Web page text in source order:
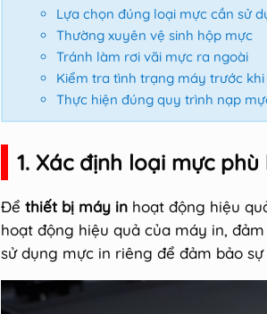
Lựa chọn đúng loại mực cần sử
Thường xuyên vệ sinh hộp mực
Tránh làm rơi vãi mực ra ngoài
Kiểm tra tình trạng máy trước
Thực hiện đúng quy trình nạp
1. Xác định loại mực
Để thiết bị máy in hoạt động hiệu
hoạt động hiệu quả của máy in,
sử dụng mực in riêng để đảm bảo